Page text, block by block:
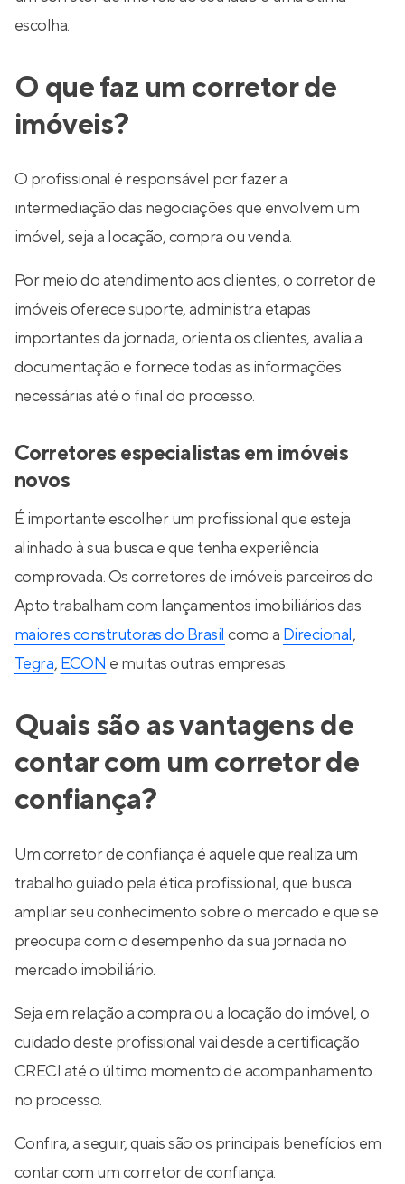
escolha.
O que faz um corretor de
imóveis?
O profissional é responsável por fazer a
intermediação das negociações que envolvem um
imóvel, seja a locação, compra ou venda.
Por meio do atendimento aos clientes, o corretor de
imóveis oferece suporte, administra etapas
importantes da jornada, orienta os clientes, avalia a
documentação e fornece todas as informações
necessárias até o final do processo.
Corretores especialistas em imóveis
novos
É importante escolher um profissional que esteja
alinhado à sua busca e que tenha experiência
comprovada. Os corretores de imóveis parceiros do
Apto trabalham com lançamentos imobiliários das
maiores construtoras do Brasil como a Direcional,
Tegra, ECON e muitas outras empresas.
Quais são as vantagens de
contar com um corretor de
confiança?
Um corretor de confiança é aquele que realiza um
trabalho guiado pela ética profissional, que busca
ampliar seu conhecimento sobre o mercado e que se
preocupa com o desempenho da sua jornada no
mercado imobiliário.
Seja em relação a compra ou a locação do imóvel, o
cuidado deste profissional vai desde a certificação
CRECI até o último momento de acompanhamento
no processo.
Confira, a seguir, quais são os principais benefícios em
contar com um corretor de confiança: